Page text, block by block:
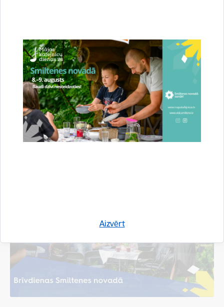
Aizvērt
Stājies spēkā jaunais novada teritorijas
plānojums – Smiltene ieguvusi jaunas pilsētas
robežas